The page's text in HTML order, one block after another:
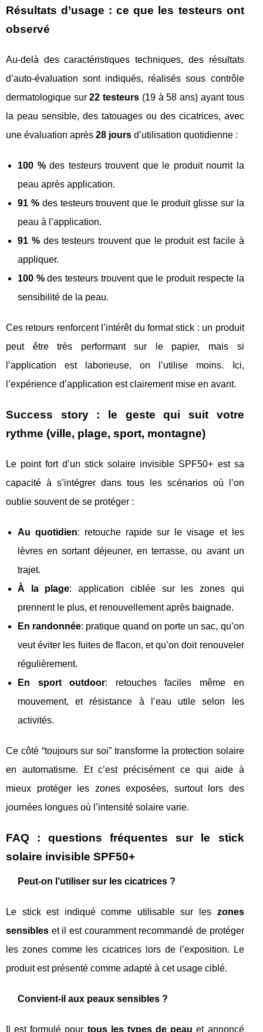
Résultats d’usage : ce que les testeurs ont
observé
Au-delà des caractéristiques techniques, des résultats
d’auto-évaluation sont indiqués, réalisés sous contrôle
dermatologique sur22 testeurs (19 à 58 ans) ayant tous
la peau sensible, des tatouages ou des cicatrices, avec
une évaluation après 28 jours d’utilisation quotidienne :
100 %des testeurs trouvent que le produit nourrit la
peau après application.
91 %des testeurs trouvent que le produit glisse sur la
peau à l’application.
91 %des testeurs trouvent que le produit est facile à
appliquer.
100 %des testeurs trouvent que le produit respecte la
sensibilité de la peau.
Ces retours renforcent l’intérêt du format stick : un produit
peut être très performant sur le papier, mais si
l’application est laborieuse, on l’utilise moins. Ici,
l’expérience d’application est clairement mise en avant.
Success story : le geste qui suit votre
rythme (ville, plage, sport, montagne)
Le point fort d’un stick solaire invisible SPF50+ est sa
capacité à s’intégrer dans tous les scénarios où l’on
oublie souvent de se protéger :
Au quotidien: retouche rapide sur le visage et les
lèvres en sortant déjeuner, en terrasse, ou avant un
trajet.
À la plage: application ciblée sur les zones qui
prennent le plus, et renouvellement après baignade.
En randonnée: pratique quand on porte un sac, qu’on
veut éviter les fuites de flacon, et qu’on doit renouveler
régulièrement.
En sport outdoor: retouches faciles même en
mouvement, et résistance à l’eau utile selon les
activités.
Ce côté “toujours sur soi” transforme la protection solaire
en automatisme. Et c’est précisément ce qui aide à
mieux protéger les zones exposées, surtout lors des
journées longues où l’intensité solaire varie.
FAQ : questions fréquentes sur le stick
solaire invisible SPF50+
Peut-on l’utiliser sur les cicatrices ?
Le stick est indiqué comme utilisable sur les zones
sensibles et il est couramment recommandé de protéger
les zones comme les cicatrices lors de l’exposition. Le
produit est présenté comme adapté à cet usage ciblé.
Convient-il aux peaux sensibles ?
Il est formulé pour tous les types de peau et annoncé